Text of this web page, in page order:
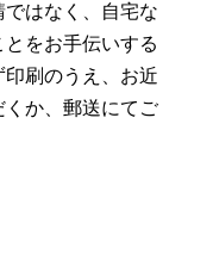
ではなく、自宅な
をお手伝いする
刷のうえ、お近
くか、郵送にてご